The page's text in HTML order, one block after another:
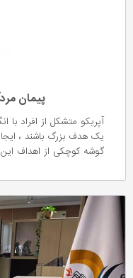
پیمان
آپریکو متشکل از افراد با
یک هدف بزرگ باشند ،
گوشه کوچکی از اهداف